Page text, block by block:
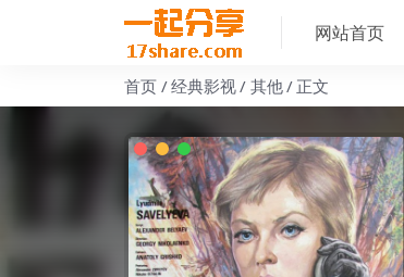
网站首页
首页 经典影视 其他 正文